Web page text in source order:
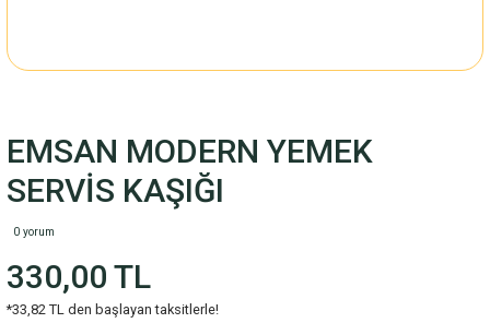
EMSAN MODERN YEMEK
SERVİS KAŞIĞI
0 yorum
330,00 TL
*33,82 TL den başlayan taksitlerle!